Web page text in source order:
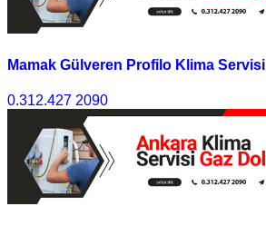
Mamak Gülveren Profilo Klima Servisi
0.312.427 2090